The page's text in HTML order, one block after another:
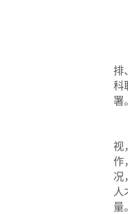
排
科
署。
视
作
况
人
量。